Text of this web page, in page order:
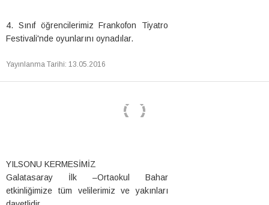
4. Sınıf öğrencilerimiz Frankofon Tiyatro
Festivali'nde oyunlarını oynadılar.
Yayınlanma Tarihi: 13.05.2016
YILSONU KERMESİMİZ
Galatasaray İlk –Ortaokul Bahar
etkinliğimize tüm velilerimiz ve yakınları